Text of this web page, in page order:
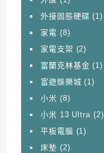
外接固態硬碟 (1)
家電 (8)
家電支架 (2)
富蘭克林基金 (1)
富遊娛樂城 (1)
小米 (8)
小米 13 Ultra (2)
平板電腦 (1)
床墊 (2)